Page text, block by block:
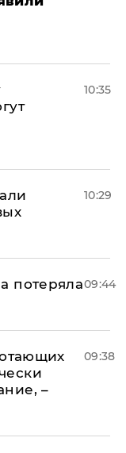
10:35
10:29
потеряла09:44
–
09:38